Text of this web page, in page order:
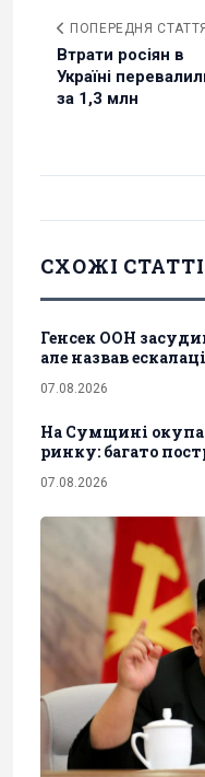
ПОПЕРЕДНЯ СТАТТЯ
Втрати росіян в
Україні
за 1,3 млн
СХОЖІ СТАТТІ
Генсек ООН
але назвав
07.08.2026
На Сумщині
ринку: багато
07.08.2026